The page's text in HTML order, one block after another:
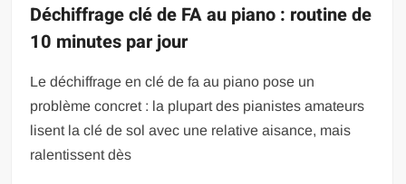
Déchiffrage clé de FA au piano : routine de
10 minutes par jour
Le déchiffrage en clé de fa au piano pose un
problème concret : la plupart des pianistes amateurs
lisent la clé de sol avec une relative aisance, mais
ralentissent dès